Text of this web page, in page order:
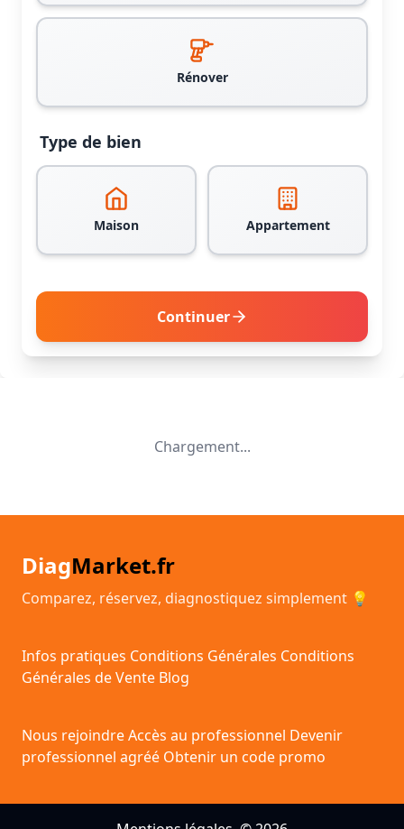
Rénover
Type de bien
Maison Appartement
Continuer
Chargement...
DiagMarket.fr
Comparez, réservez, diagnostiquez simplement 💡
Infos pratiques Conditions Générales Conditions
Générales de Vente Blog
Nous rejoindreAccès au professionnel Devenir
professionnel agréé Obtenir un code promo